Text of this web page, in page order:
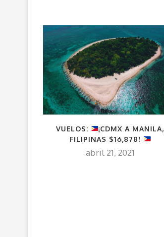
VUELOS:
¡CDMX A MANILA,
FILIPINAS $16,878!
abril 21, 2021